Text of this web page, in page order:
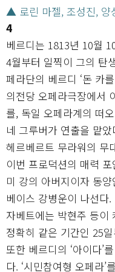
▲ 로린 마젤, 조성진, 양
4
베르디는 1813년 10월
4월부터 일찍이 그의 탄
페라단의 베르디 ‘돈 카
의전당 오페라극장에서
를, 독일 오페라계의 떠
네 그루버가 연출을 맡
헤르베르트 무라워의 무
이번 프로덕션의 매력
미 강의 아버지이자 동
베이스 강병운이 나선다
자베트에는 박현주 등이
정확히 같은 기간인 25
또한 베르디의 ‘아이다’
다. ‘시민참여형 오페라